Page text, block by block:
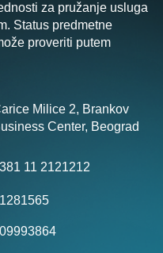
za pružanje usluga
Status predmetne
proveriti putem
Milice 2, Brankov
Center, Beograd
11 2121212